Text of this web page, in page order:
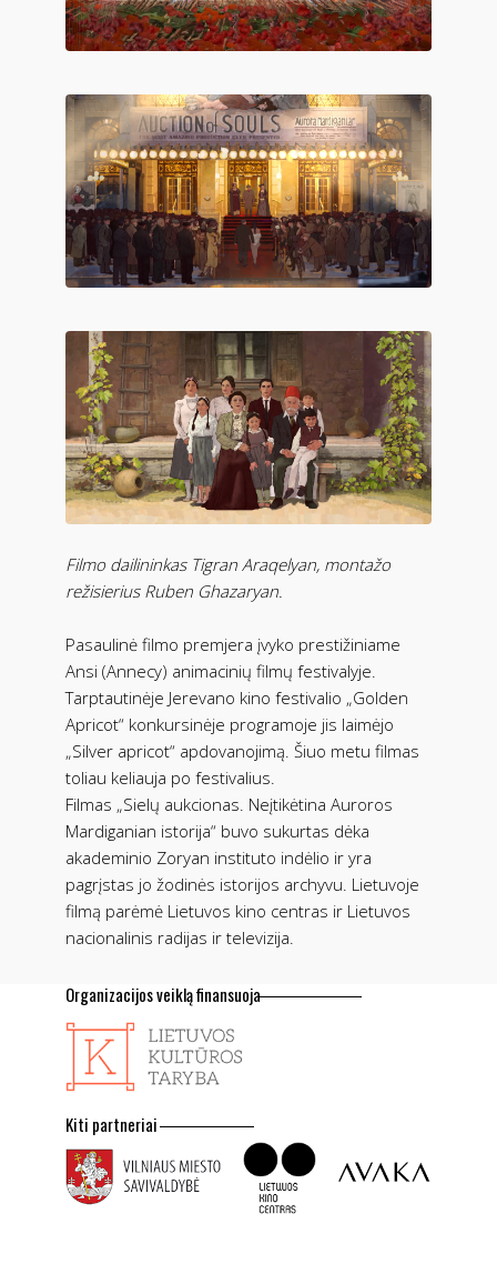
Filmo dailininkas Tigran Araqelyan, montažo
režisierius Ruben Ghazaryan.
Pasaulinė filmo premjera įvyko prestižiniame
Ansi (Annecy) animacinių filmų festivalyje.
Tarptautinėje Jerevano kino festivalio „Golden
Apricot“ konkursinėje programoje jis laimėjo
„Silver apricot“ apdovanojimą. Šiuo metu filmas
toliau keliauja po festivalius.
Filmas „Sielų aukcionas. Neįtikėtina Auroros
Mardiganian istorija“ buvo sukurtas dėka
akademinio Zoryan instituto indėlio ir yra
pagrįstas jo žodinės istorijos archyvu. Lietuvoje
filmą parėmė Lietuvos kino centras ir Lietuvos
nacionalinis radijas ir televizija.
Organizacijos veiklą finansuoja
Kiti partneriai